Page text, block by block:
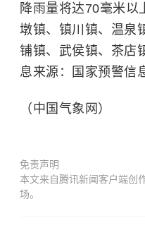
降雨量将达70毫米以
墩镇、镇川镇、温泉
铺镇、武侯镇、茶店
息来源：国家预警信
（中国气象网）
免责声明
本文来自腾讯新闻客户端创
场。